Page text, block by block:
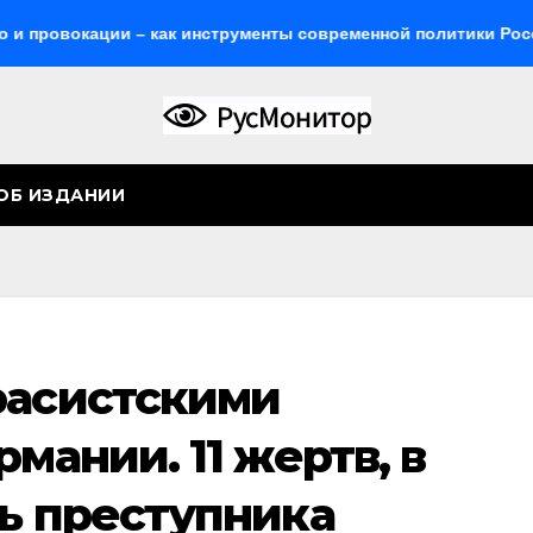
– как инструменты современной политики России
ИЗДАНИИ
11 жертв, в
преступника